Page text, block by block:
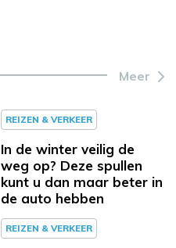
Meer
REIZEN & VERKEER
In de winter veilig de
weg op? Deze spullen
kunt u dan maar beter in
de auto hebben
REIZEN & VERKEER